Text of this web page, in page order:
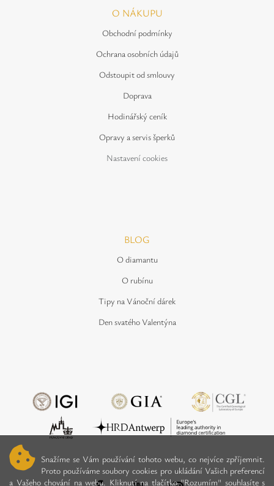
Snažíme se Vám používání tohoto webu, co nejvíce zpříjemnit.
Proto používáme soubory cookies pro ukládání Vašich preferencí
a Vašeho chování na webu. Kliknutí na tlačítko "Rozumím" souhlasíte s
O NÁKUPU
Obchodní podmínky
Ochrana osobních údajů
Odstoupit od smlouvy
Doprava
Hodinářský ceník
Opravy a servis šperků
Nastavení cookies
BLOG
O diamantu
O rubínu
Tipy na Vánoční dárek
Den svatého Valentýna